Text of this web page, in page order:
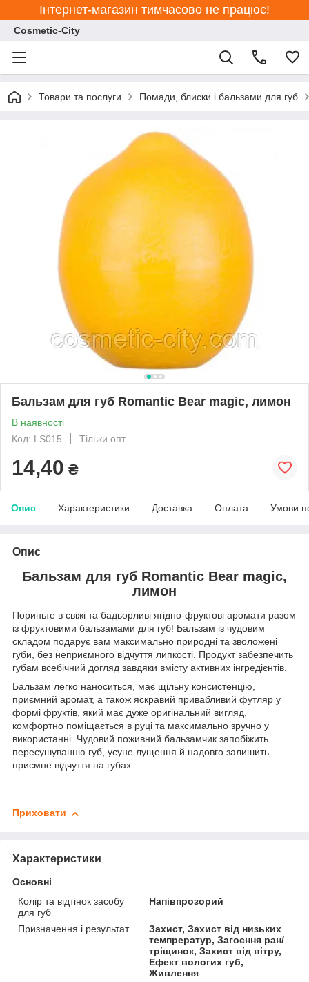
Інтернет-магазин тимчасово не працює!
Cosmetic-City
Товари та послуги Помади, блиски і бальзами для губ
Бальзам для губ Romantic Bear magic, лимон
В наявності
Код: LS015
Тільки опт
14,40 ₴
Опис Характеристики Доставка Оплата Умови
Опис
Бальзам для губ Romantic Bear magic,
лимон
Пориньте в свіжі та бадьорливі ягідно-фруктові аромати разом
із фруктовими бальзамами для губ! Бальзам із чудовим
складом подарує вам максимально природні та зволожені
губи, без неприємного відчуття липкості. Продукт забезпечить
губам всебічний догляд завдяки вмісту активних інгредієнтів.
Бальзам легко наноситься, має щільну консистенцію,
приємний аромат, а також яскравий привабливий футляр у
формі фруктів, який має дуже оригінальний вигляд,
комфортно поміщається в руці та максимально зручно у
використанні. Чудовий поживний бальзамчик запобіжить
пересушуванню губ, усуне лущення й надовго залишить
приємне відчуття на губах.
Приховати
Характеристики
Основні
Колір та відтінок засобу
для губ
Напівпрозорий
Призначення і результат
Захист, Захист від низьких
темпрератур, Загоєння ран/
тріщинок, Захист від вітру,
Ефект вологих губ,
Живлення